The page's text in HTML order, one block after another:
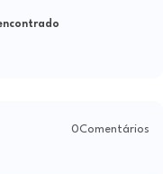
0Comentários